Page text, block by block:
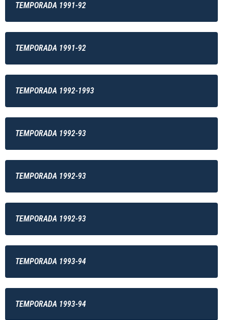
TEMPORADA 1991-92
TEMPORADA 1991-92
TEMPORADA 1992-1993
TEMPORADA 1992-93
TEMPORADA 1992-93
TEMPORADA 1992-93
TEMPORADA 1993-94
TEMPORADA 1993-94